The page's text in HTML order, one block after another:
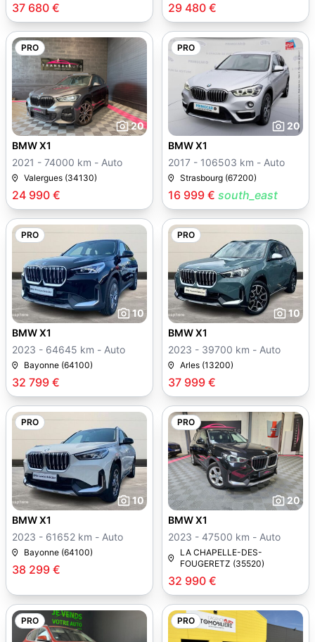
37 680 € 29 480 €
PRO
20
24 990 €
BMW X1
2021 - 74000 km - Auto
Valergues (34130)
PRO
20
16 999 € south_east
BMW X1
2017 - 106503 km - Auto
Strasbourg (67200)
PRO
10
32 799 €
BMW X1
2023 - 64645 km - Auto
Bayonne (64100)
PRO
10
37 999 €
BMW X1
2023 - 39700 km - Auto
Arles (13200)
PRO
10
38 299 €
BMW X1
2023 - 61652 km - Auto
Bayonne (64100)
PRO
20
32 990 €
BMW X1
2023 - 47500 km - Auto
LA CHAPELLE-DES-
FOUGERETZ (35520)
PRO PRO